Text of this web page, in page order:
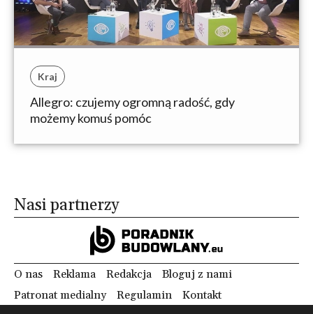
Kraj
Allegro: czujemy ogromną radość, gdy
możemy komuś pomóc
Nasi partnerzy
O nas Reklama Redakcja
Bloguj z nami
Patronat medialny
Regulamin Kontakt